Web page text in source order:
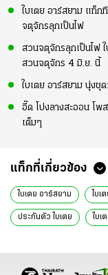
ใบเตย อาร์สยาม แท็ก
จตุจักรลุกเป็นไฟ
สวนจตุจักรลุกเป็นไฟ
สวนจตุจักร 4 มิ.ย. นี้
ใบเตย อาร์สยาม นุ่งชุ
อี๊ด โปงลางสะออน โ
เต็มๆ
แท็กที่เกี่ยวข้อง
ใบเตย อาร์สยาม ใบเ
ประกันตัว ใบเตย ใบเ